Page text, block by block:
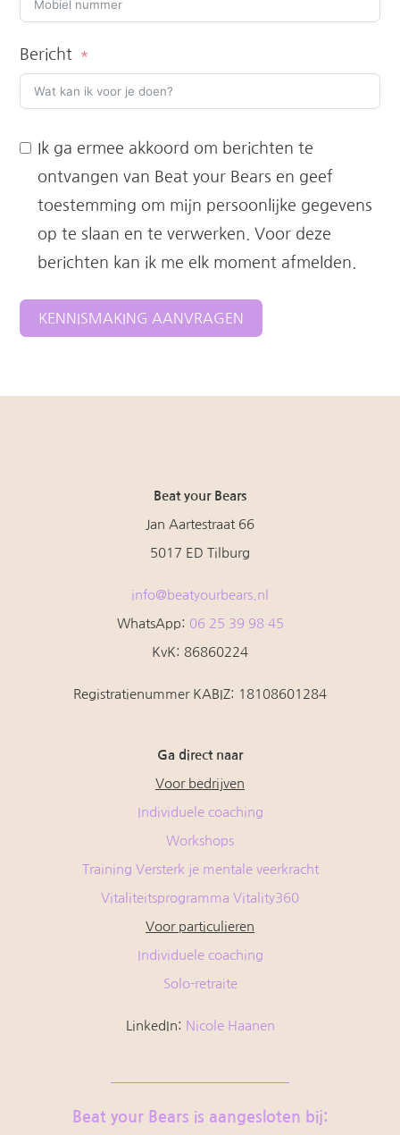
Bericht
Ik ga ermee akkoord om berichten te
ontvangen van Beat your Bears en geef
toestemming om mijn persoonlijke gegevens
op te slaan en te verwerken. Voor deze
berichten kan ik me elk moment afmelden.
KENNISMAKING AANVRAGEN
Beat your Bears
Jan Aartestraat 66
5017 ED Tilburg
info@beatyourbears.nl
WhatsApp: 06 25 39 98 45
KvK: 86860224
Registratienummer KABIZ: 18108601284
Ga direct naar
Voor bedrijven
Individuele coaching
Workshops
Training Versterk je mentale veerkracht
Vitaliteitsprogramma Vitality360
Voor particulieren
Individuele coaching
Solo-retraite
LinkedIn: Nicole Haanen
Beat your Bears is aangesloten bij: